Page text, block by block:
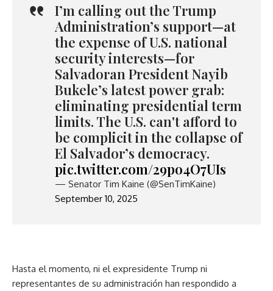
I’m calling out the Trump
Administration’s support—at
the expense of U.S. national
security interests—for
Salvadoran President Nayib
Bukele’s latest power grab:
eliminating presidential term
limits. The U.S. can't afford to
be complicit in the collapse of
El Salvador’s democracy.
pic.twitter.com/29po4O7UIs
— Senator Tim Kaine (@SenTimKaine)
September 10, 2025
Hasta el momento, ni el expresidente Trump ni
representantes de su administración han respondido a